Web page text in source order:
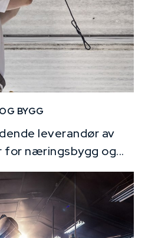
BYGG
leverandør av
for næringsbygg og...